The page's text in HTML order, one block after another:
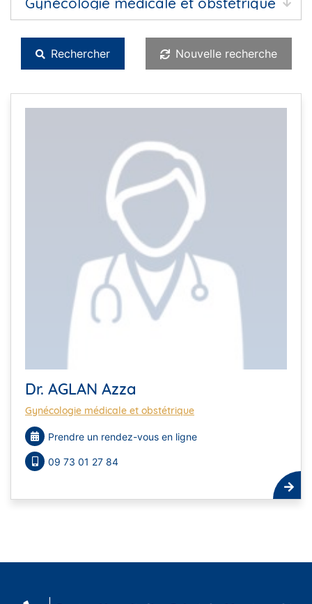
Rechercher Nouvelle recherche
Dr. AGLAN Azza
Gynécologie médicale et obstétrique
Prendre un rendez-vous en ligne
09 73 01 27 84